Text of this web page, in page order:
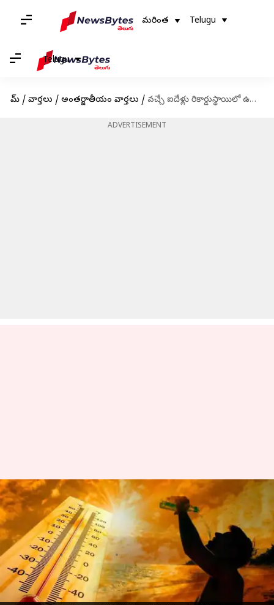
మరింత Telugu
Telugu
హోమ్ / వార్తలు / అంతర్జాతీయం వార్తలు / వచ్చే ఐదేళ్లు రికార్డుస్థాయిలో ఉష్ణోగ్రతలు నమోదతాయ్: ప్రపంచ వాతావరణ సంస్థ
ADVERTISEMENT
వచ్చే ఐదేళ్లు రికార్డుస్థాయిలో
ఉష్ణోగ్రతలు నమోదతాయ్: ప్రపంచ
వాతావరణ సంస్థ
వ్రాసిన వారు Stalin May 17, 2023 06:06 pm
ఈ వార్తాకథనం ఏంటి